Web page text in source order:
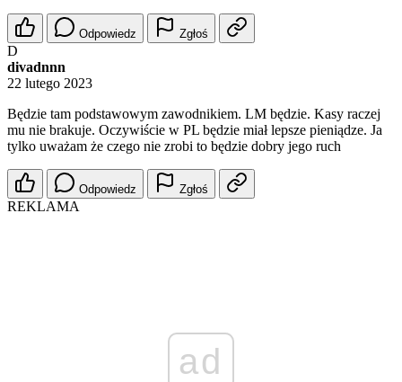
Odpowiedz Zgłoś
D
divadnnn
22 lutego 2023
Będzie tam podstawowym zawodnikiem. LM będzie. Kasy raczej
mu nie brakuje. Oczywiście w PL będzie miał lepsze pieniądze. Ja
tylko uważam że czego nie zrobi to będzie dobry jego ruch
Odpowiedz Zgłoś
REKLAMA
ad